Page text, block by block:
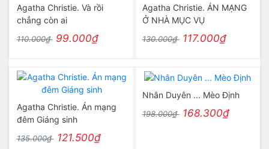
Agatha Christie. Và rồi
chẳng còn ai
110.000₫ 99.000₫
Agatha Christie. ÁN MẠNG
Ở NHÀ MỤC VỤ
130.000₫ 117.000₫
Agatha Christie. Án mạng
đêm Giáng sinh
135.000₫ 121.500₫
Nhân Duyên ... Mèo Định
198.000₫ 168.300₫